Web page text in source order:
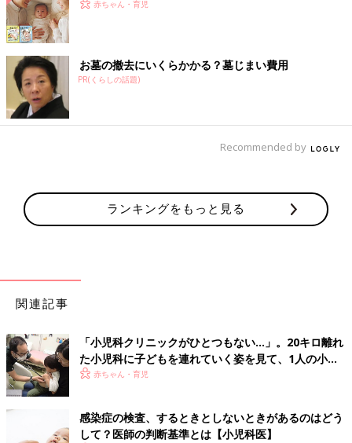
赤ちゃん・育児
お墓の撤去にいくらかかる？墓じまい費用
PR(くらしの話題)
Recommended by
ランキングをもっと見る
関連記事
「小児科クリニックがひとつもない…」。20キロ離れ
た小児科に子どもを連れていく姿を見て、1人の小児
科医の決意
赤ちゃん・育児
感染症の検査、するときとしないときがあるのはどう
して？医師の判断基準とは【小児科医】